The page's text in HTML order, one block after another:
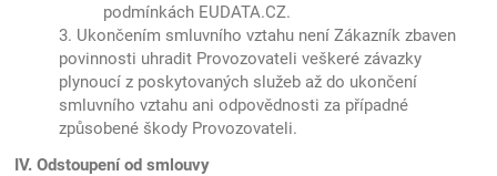
podmínkách EUDATA.CZ.
3. Ukončením smluvního vztahu není Zákazník zbaven
povinnosti uhradit Provozovateli veškeré závazky
plynoucí z poskytovaných služeb až do ukončení
smluvního vztahu ani odpovědnosti za případné
způsobené škody Provozovateli.
IV. Odstoupení od smlouvy